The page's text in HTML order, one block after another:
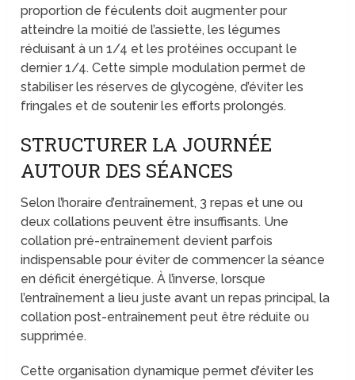
proportion de féculents doit augmenter pour
atteindre la moitié de l’assiette, les légumes
réduisant à un 1/4 et les protéines occupant le
dernier 1/4. Cette simple modulation permet de
stabiliser les réserves de glycogène, d’éviter les
fringales et de soutenir les efforts prolongés.
STRUCTURER LA JOURNÉE
AUTOUR DES SÉANCES
Selon l’horaire d’entraînement, 3 repas et une ou
deux collations peuvent être insuffisants. Une
collation pré-entraînement devient parfois
indispensable pour éviter de commencer la séance
en déficit énergétique. À l’inverse, lorsque
l’entraînement a lieu juste avant un repas principal, la
collation post-entraînement peut être réduite ou
supprimée.
Cette organisation dynamique permet d’éviter les